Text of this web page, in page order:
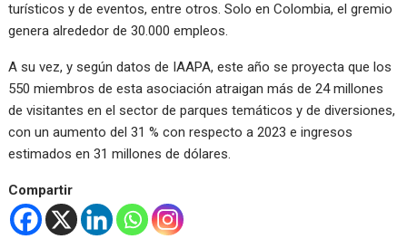
turísticos y de eventos, entre otros. Solo en Colombia, el gremio
genera alrededor de 30.000 empleos.
A su vez, y según datos de IAAPA, este año se proyecta que los
550 miembros de esta asociación atraigan más de 24 millones
de visitantes en el sector de parques temáticos y de diversiones,
con un aumento del 31 % con respecto a 2023 e ingresos
estimados en 31 millones de dólares.
Compartir